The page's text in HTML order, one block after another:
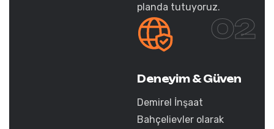
planda tutuyoruz.
02
Deneyim & Güven
Demirel İnşaat
Bahçelievler olarak